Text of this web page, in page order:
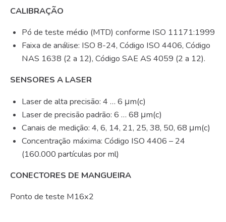
CALIBRAÇÃO
Pó de teste médio (MTD) conforme ISO 11171:1999
Faixa de análise: ISO 8-24, Código ISO 4406, Código
NAS 1638 (2 a 12), Código SAE AS 4059 (2 a 12).
SENSORES A LASER
Laser de alta precisão: 4 … 6 μm(c)
Laser de precisão padrão: 6 … 68 μm(c)
Canais de medição: 4, 6, 14, 21, 25, 38, 50, 68 μm(c)
Concentração máxima: Código ISO 4406 – 24
(160.000 partículas por ml)
CONECTORES DE MANGUEIRA
Ponto de teste M16x2